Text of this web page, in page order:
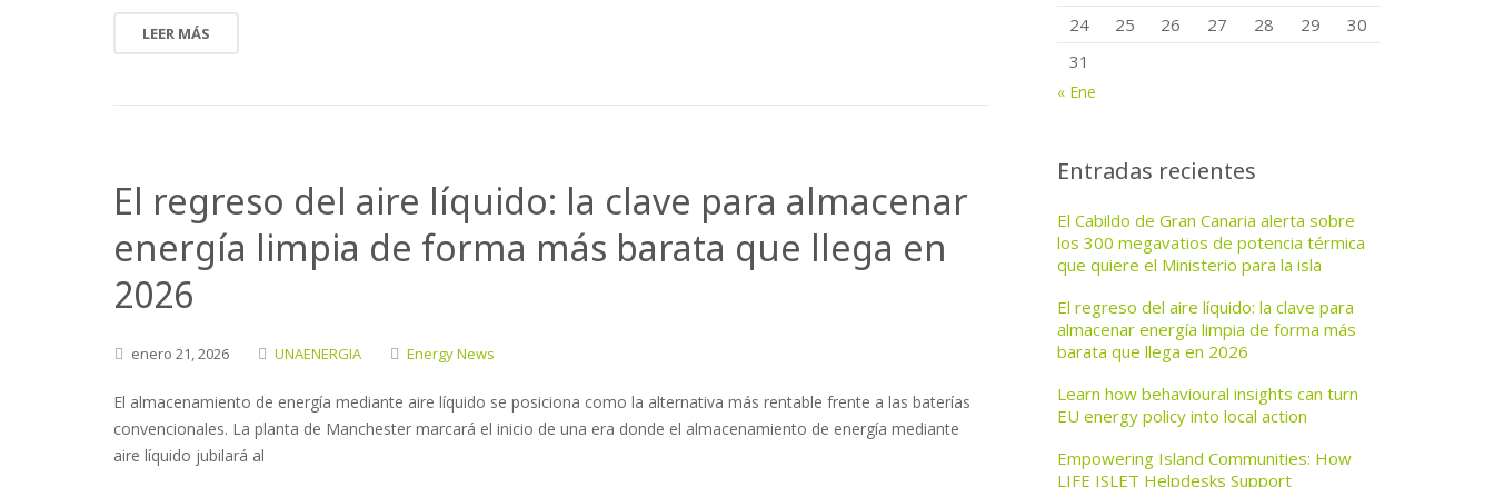
LEER MÁS
El regreso del aire líquido: la clave para almacenar
energía limpia de forma más barata que llega en
2026
enero 21,2026 UNAENERGIA Energy News
El almacenamiento de energía mediante aire líquido se posiciona como la alternativa más rentable frente a las baterías
convencionales. La planta de Manchester marcará el inicio de una era donde el almacenamiento de energía mediante
aire líquido jubilará al
24
25 26 27 28 29
30
31
« Ene
Entradas recientes
El Cabildo de Gran Canaria alerta sobre
los 300 megavatios de potencia térmica
que quiere el Ministerio para la isla
El regreso del aire líquido: la clave para
almacenar energía limpia de forma más
barata que llega en 2026
Learn how behavioural insights can turn
EU energy policy into local action
Empowering Island Communities: How
LIFE ISLET Helpdesks Support